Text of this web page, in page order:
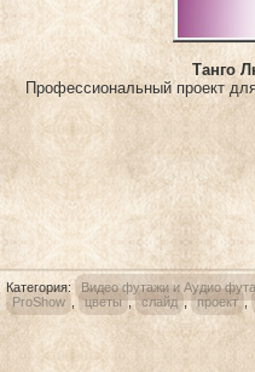
Танго
Профессиональный проект
Категория: Видео футажи и Аудио
ProShow
, цветы , слайд , проект ,